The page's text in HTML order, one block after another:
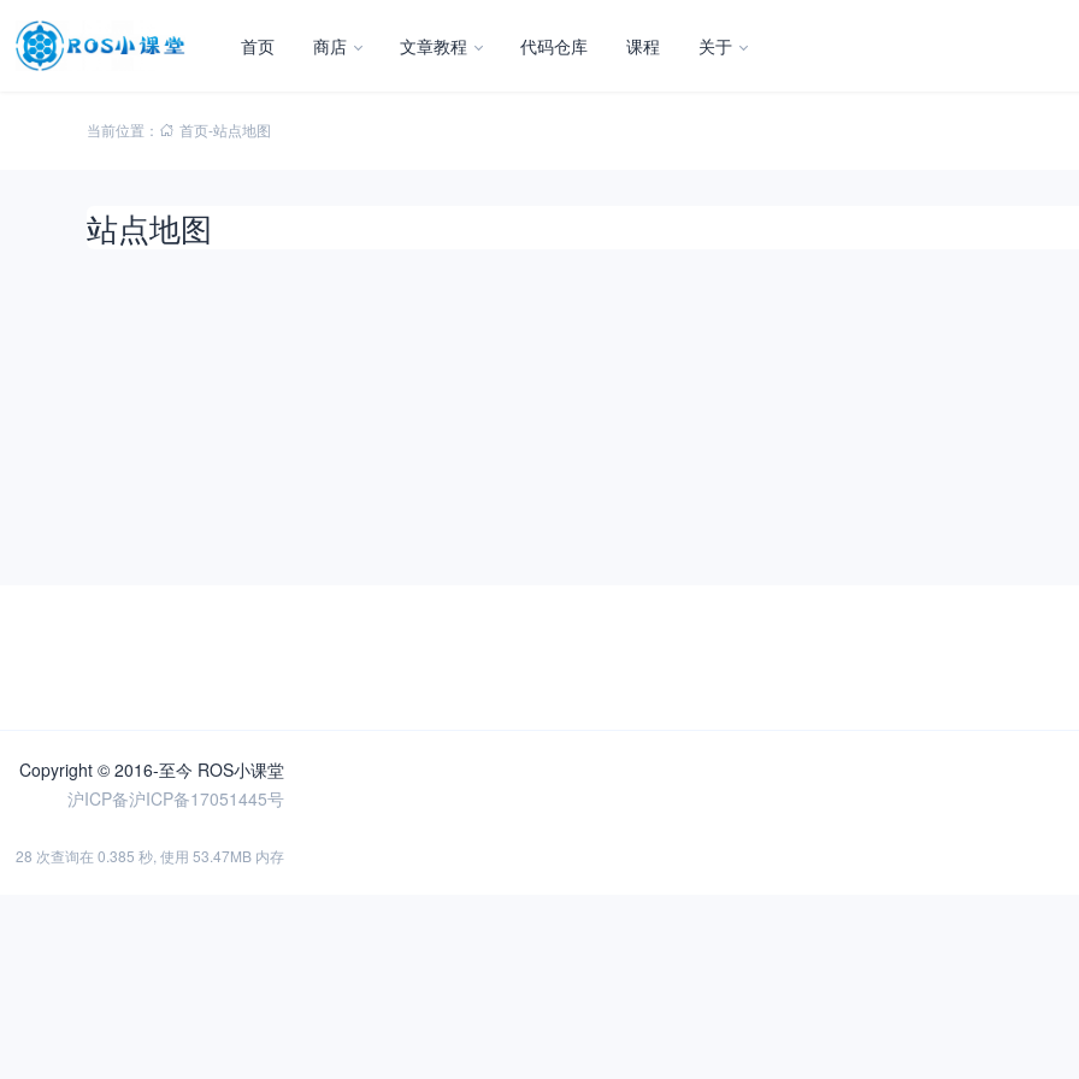
首页 商店 文章教程 代码仓库 课程 关于
当前位置： 首页-站点地图
站点地图
Copyright © 2016-至今 ROS小课堂
沪ICP备沪ICP备17051445号
28 次查询在 0.385 秒, 使用 53.47MB 内存